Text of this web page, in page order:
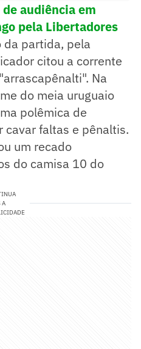
audiência em
pela Libertadores
da partida, pela
citou a corrente
Na
do meia uruguaio
polêmica de
cavar faltas e pênaltis.
um recado
do camisa 10 do
A